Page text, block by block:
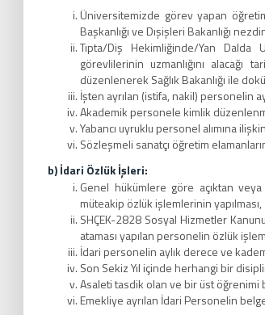
Üniversitemizde görev yapan
Başkanlığı ve Dışişleri Bakanlığı
Tıpta/Diş Hekimliğinde/Yan Dalda
görevlilerinin uzmanlığını
düzenlenerek Sağlık Bakanlığı ile
İşten ayrılan (istifa, nakil) personelin
Akademik personele kimlik
Yabancı uyruklu personel alımına
Sözleşmeli sanatçı öğretim
b) İdari Özlük İşleri:
Genel hükümlere göre açıktan
müteakip özlük işlemlerinin yapılması,
SHÇEK-2828 Sosyal Hizmetler
ataması yapılan personelin özlük
İdari personelin aylık derece ve
Son Sekiz Yıl içinde herhangi bir
Asaleti tasdik olan ve bir üst
Emekliye ayrılan İdari Personelin